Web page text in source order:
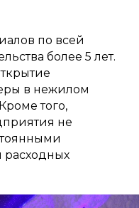
по всей
более 5 лет.
в нежилом
того,
не
расходных